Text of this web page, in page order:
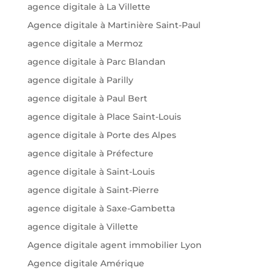
agence digitale à La Villette
Agence digitale à Martinière Saint-Paul
agence digitale a Mermoz
agence digitale à Parc Blandan
agence digitale à Parilly
agence digitale à Paul Bert
agence digitale à Place Saint-Louis
agence digitale à Porte des Alpes
agence digitale à Préfecture
agence digitale à Saint-Louis
agence digitale à Saint-Pierre
agence digitale à Saxe-Gambetta
agence digitale à Villette
Agence digitale agent immobilier Lyon
Agence digitale Amérique